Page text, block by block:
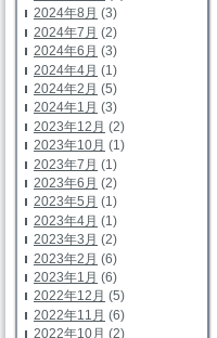
2024年8月 (3)
2024年7月 (2)
2024年6月 (3)
2024年4月 (1)
2024年2月 (5)
2024年1月 (3)
2023年12月 (2)
2023年10月 (1)
2023年7月 (1)
2023年6月 (2)
2023年5月 (1)
2023年4月 (1)
2023年3月 (2)
2023年2月 (6)
2023年1月 (6)
2022年12月 (5)
2022年11月 (6)
2022年10月 (2)